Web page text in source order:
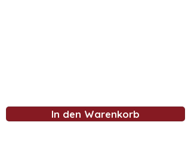
In den Warenkorb